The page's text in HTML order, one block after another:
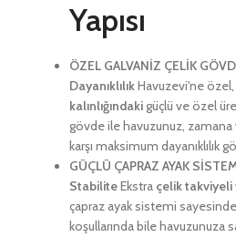
Yapısı
ÖZEL GALVANİZ ÇELİK
DayanıklılıkHavuzevi'ne özel,
kalınlığındakigüçlü ve özel
gövde ile havuzunuz, zamana
karşı maksimum dayanıklılık
GÜÇLÜ ÇAPRAZ AYAK
StabiliteEkstra çelik takviyeli
çapraz ayak sistemi
koşullarında bile havuzunuza